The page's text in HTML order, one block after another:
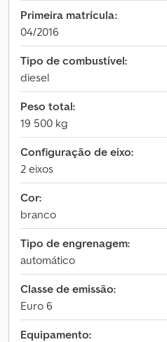
Primeira matrícula:
04/2016
Tipo de combustível:
diesel
Peso total:
19 500 kg
Configuração de eixo:
2 eixos
Cor:
branco
Tipo de engrenagem:
automático
Classe de emissão:
Euro 6
Equipamento: